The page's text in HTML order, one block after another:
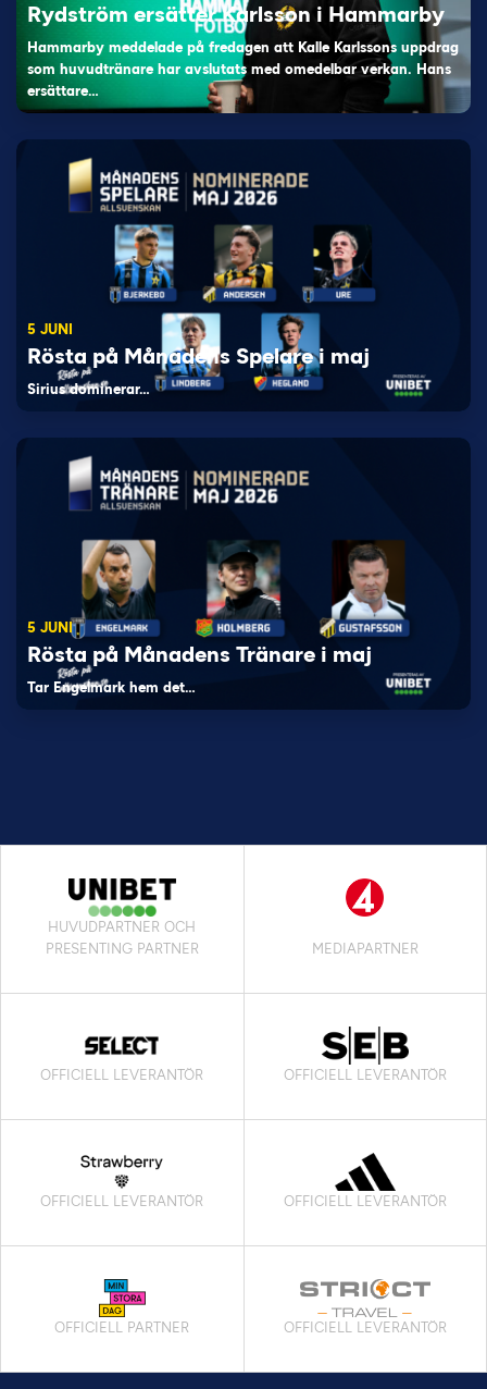
Rydström ersätter Karlsson i Hammarby
Hammarby meddelade på fredagen att Kalle Karlssons uppdrag
som huvudtränare har avslutats med omedelbar verkan. Hans
ersättare…
5 JUNI
Rösta på Månadens Spelare i maj
Sirius dominerar…
5 JUNI
Rösta på Månadens Tränare i maj
Tar Engelmark hem det…
HUVUDPARTNER OCH
PRESENTING PARTNER
MEDIAPARTNER
OFFICIELL LEVERANTÖR OFFICIELL LEVERANTÖR
OFFICIELL LEVERANTÖR OFFICIELL LEVERANTÖR
OFFICIELL PARTNER OFFICIELL LEVERANTÖR